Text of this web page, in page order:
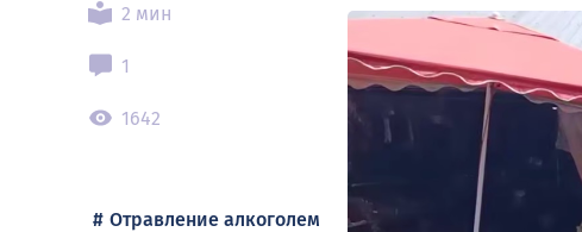
2 мин
1
1642
Отравление алкоголем